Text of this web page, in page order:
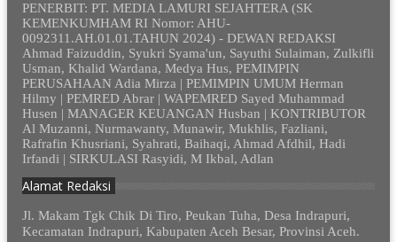
PENERBIT: PT. MEDIA LAMURI SEJAHTERA (SK
KEMENKUMHAM RI Nomor: AHU-
0092311.AH.01.01.TAHUN 2024) - DEWAN REDAKSI
Ahmad Faizuddin, Syukri Syama'un, Sayuthi Sulaiman, Zulkifli
Usman, Khalid Wardana, Medya Hus, PEMIMPIN
PERUSAHAAN Adia Mirza | PEMIMPIN UMUM Herman
Hilmy | PEMRED Abrar | WAPEMRED Sayed Muhammad
Husen | MANAGER KEUANGAN Husban | KONTRIBUTOR
Al Muzanni, Nurmawanty, Munawir, Mukhlis, Fazliani,
Rafrafin Khusriani, Syahrati, Baihaqi, Ahmad Afdhil, Hadi
Irfandi | SIRKULASI Rasyidi, M Ikbal, Adlan
Alamat Redaksi
Jl. Makam Tgk Chik Di Tiro, Peukan Tuha, Desa Indrapuri,
Kecamatan Indrapuri, Kabupaten Aceh Besar, Provinsi Aceh.